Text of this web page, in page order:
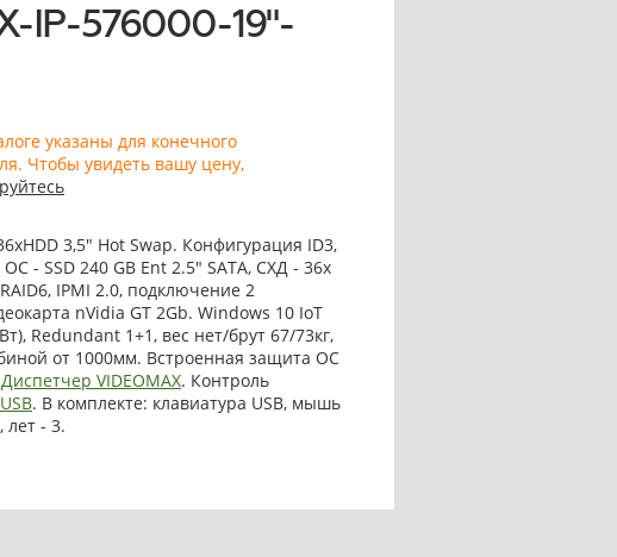
IP-576000-19"-
указаны для конечного
Чтобы увидеть вашу цену,
3,5" Hot Swap. Конфигурация ID3,
- SSD 240 GB Ent 2.5" SATA, СХД - 36x
IPMI 2.0, подключение 2
nVidia GT 2Gb. Windows 10 IoT
Redundant 1+1, вес нет/брут 67/73кг,
от 1000мм. Встроенная защита ОС
Диспетчер VIDEOMAX. Контроль
. В комплекте: клавиатура USB, мышь
лет - 3.